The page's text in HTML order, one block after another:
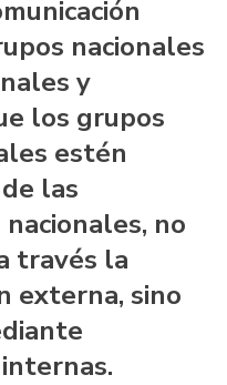
nacionales
y
los grupos
estén
las
no
través la
externa, sino